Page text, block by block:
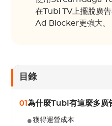
在Tubi TV上擺脫廣
Ad Blocker更強大。
目錄
01為什麼Tubi有這麼多廣
獲得運營成本